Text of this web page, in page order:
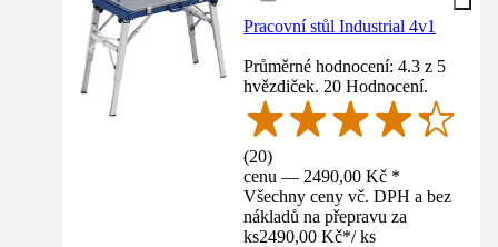
Pracovní stůl Industrial 4v1
Průměrné hodnocení: 4.3 z 5
hvězdiček. 20 Hodnocení.
(20)
cenu — 2490,00 Kč *
Všechny ceny vč. DPH a bez
nákladů na přepravu za
ks2490,00 Kč*/ ks